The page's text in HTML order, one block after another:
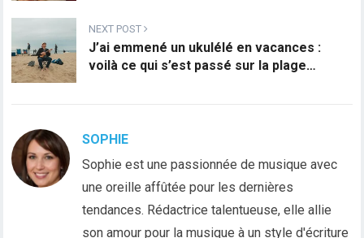
NEXT POST
J’ai emmené un ukulélé en vacances :
voilà ce qui s’est passé sur la plage…
SOPHIE
Sophie est une passionnée de musique avec
une oreille affûtée pour les dernières
tendances. Rédactrice talentueuse, elle allie
son amour pour la musique à un style d'écriture